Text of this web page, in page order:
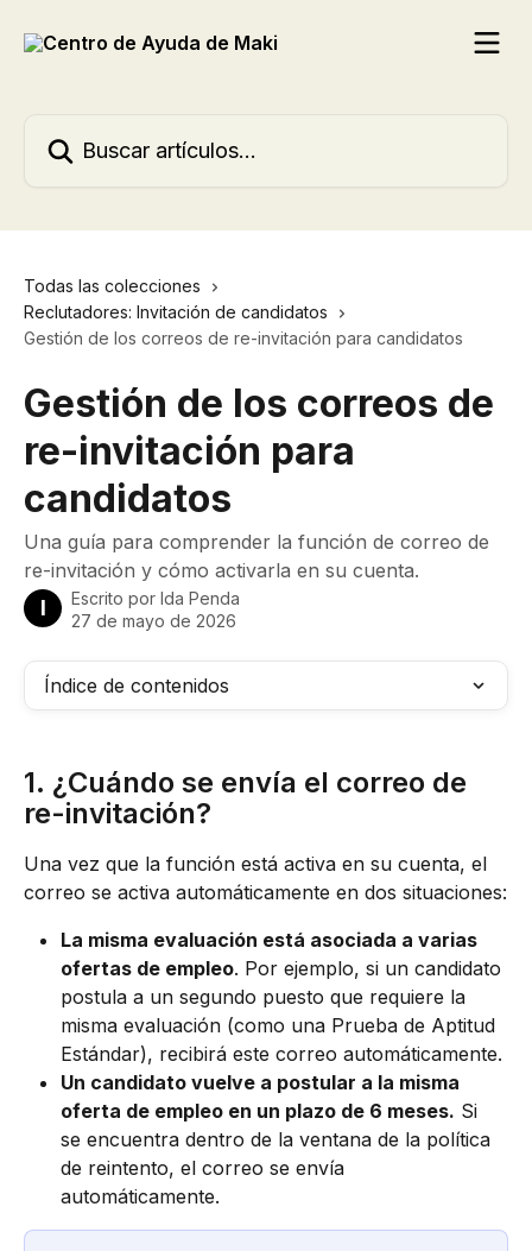
Todas las colecciones
Reclutadores: Invitación de candidatos
Gestión de los correos de re-invitación para candidatos
Gestión de los correos de
re-invitación para
candidatos
Una guía para comprender la función de correo de
re-invitación y cómo activarla en su cuenta.
I Escrito por Ida Penda
27 de mayo de 2026
Índice de contenidos
1. ¿Cuándo se envía el correo de
re-invitación?
Una vez que la función está activa en su cuenta, el
correo se activa automáticamente en dos situaciones:
La misma evaluación está asociada a varias
ofertas de empleo. Por ejemplo, si un candidato
postula a un segundo puesto que requiere la
misma evaluación (como una Prueba de Aptitud
Estándar), recibirá este correo automáticamente.
Un candidato vuelve a postular a la misma
oferta de empleo en un plazo de 6 meses. Si
se encuentra dentro de la ventana de la política
de reintento, el correo se envía
automáticamente.